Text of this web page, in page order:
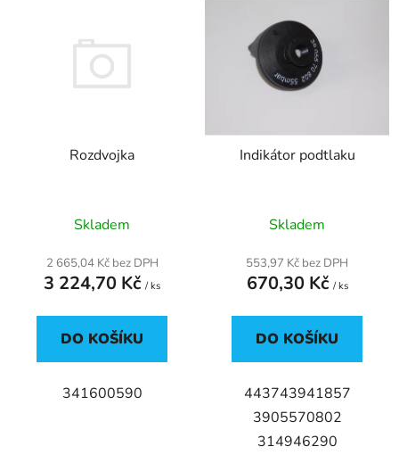
Rozdvojka
Skladem
2 665,04 Kč bez DPH
3 224,70 Kč / ks
DO KOŠÍKU
341600590
Indikátor podtlaku
Skladem
553,97 Kč bez DPH
670,30 Kč / ks
DO KOŠÍKU
443743941857
3905570802
314946290